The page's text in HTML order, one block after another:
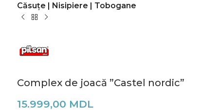
Căsuțe | Nisipiere | Tobogane
Complex de joacă ”Castel nordic”
15.999,00 MDL